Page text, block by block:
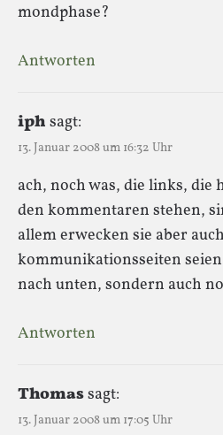
mondphase?
Antworten
iph sagt:
13. Januar 2008 um 16:32 Uhr
ach, noch was, die links, die
den kommentaren stehen,
allem erwecken sie aber
kommunikationsseiten
nach unten, sondern auch
Antworten
Thomassagt:
13. Januar 2008 um 17:05 Uhr